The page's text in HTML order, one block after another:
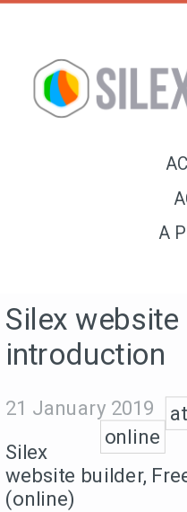
A
Silex website
introduction
21 January 2019
online
Silex
website builder,
(online)